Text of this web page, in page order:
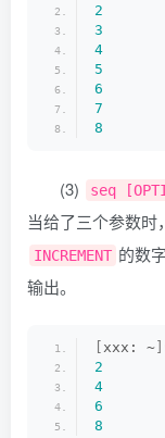
2
3
4
5
6
7
8
(3) seq
当给了三个参数时
INCREMENT 的数
输出。
xxx: ~
2
4
6
8